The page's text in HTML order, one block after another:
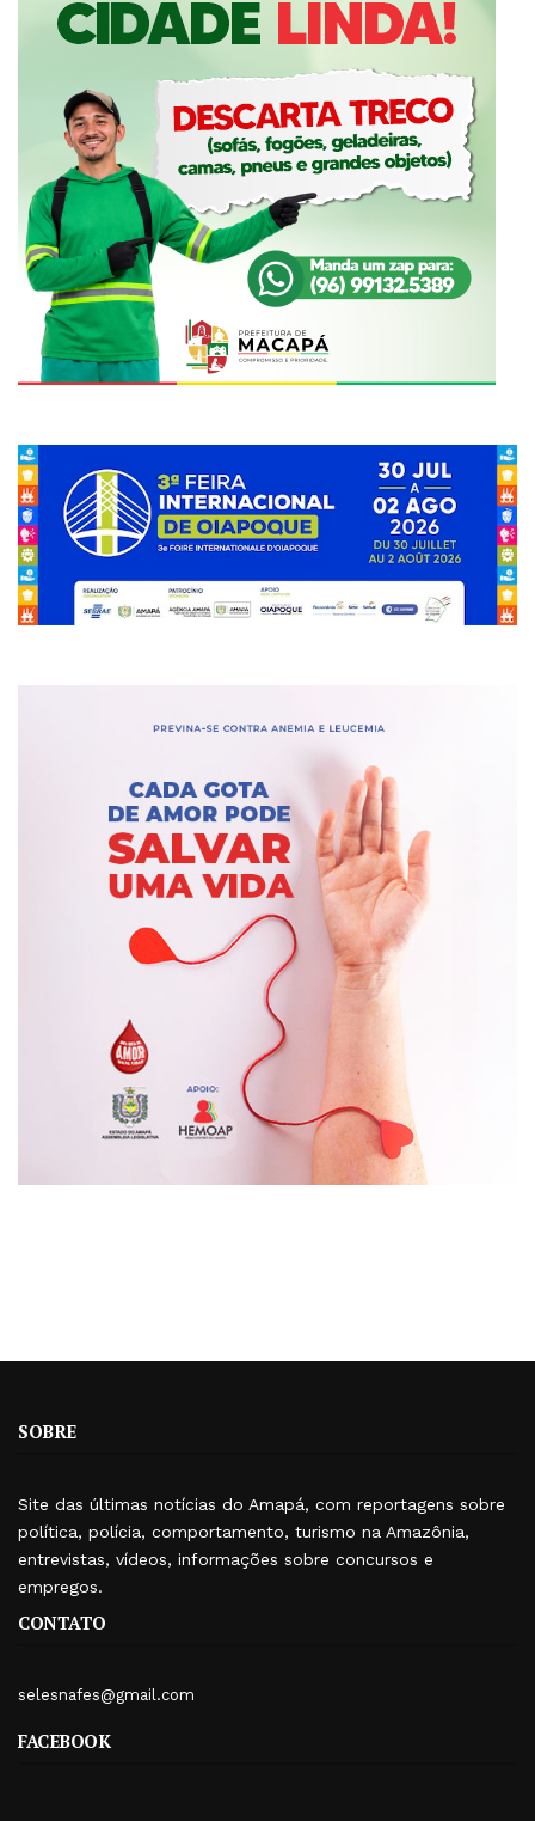
SOBRE
Site das últimas notícias do Amapá, com reportagens sobre
política, polícia, comportamento, turismo na Amazônia,
entrevistas, vídeos, informações sobre concursos e
empregos.
CONTATO
selesnafes@gmail.com
FACEBOOK